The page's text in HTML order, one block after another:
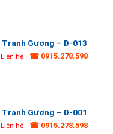
Tranh Gương – D-013
Liên hệ ☎ 0915.278.598
Tranh Gương – D-001
Liên hệ ☎ 0915.278.598